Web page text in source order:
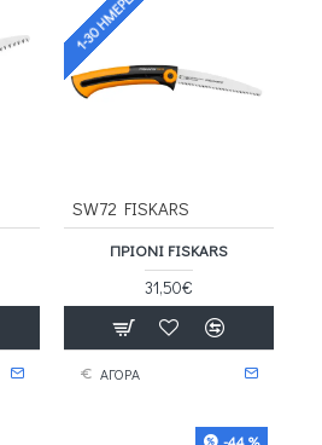
1-30 ΗΜΈΡΕΣ
SW72 FISKARS
ΠΡΙΌΝΙ FISKARS
31,50€
ΑΓΟΡΑ
-44 %